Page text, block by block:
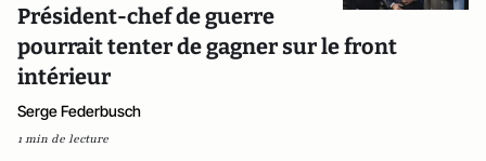
Président-chef de guerre
pourrait tenter de gagner sur le front
intérieur
Serge Federbusch
1 min de lecture